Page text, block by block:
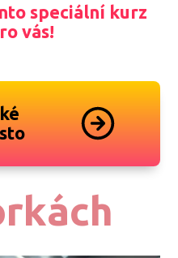
speciální kurz
vás!